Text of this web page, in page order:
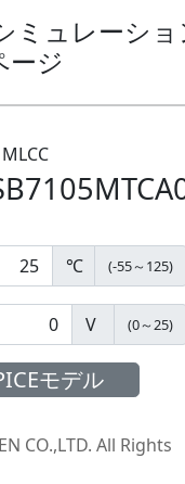
ミュレーシ
ージ
MLCC
℃ (-55～ 125)
V (0～ 25)
モデル
CO.,LTD. All Rights